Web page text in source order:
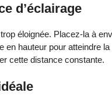
d’éclairage
éloignée. Placez-la à
en hauteur pour atteindre
cette distance constante.